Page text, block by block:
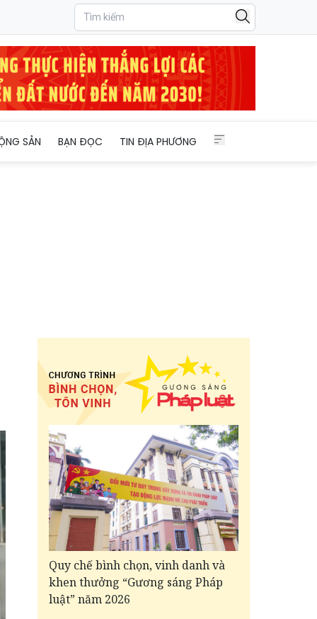
SẢN BẠN ĐỌC TIN ĐỊA PHƯƠNG
Quy chế bình chọn, vinh danh và
khen thưởng “Gương sáng Pháp
luật” năm 2026